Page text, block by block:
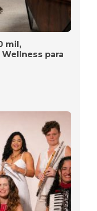
mil,
Wellness para